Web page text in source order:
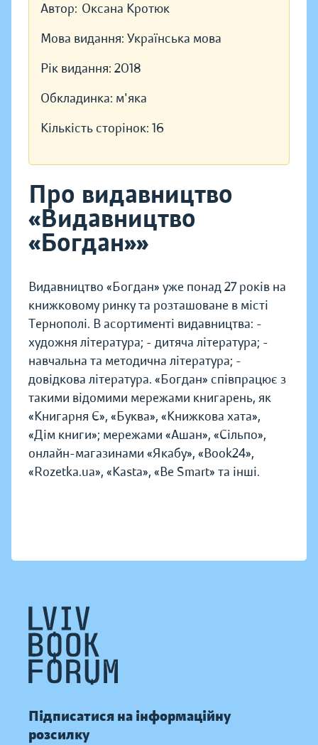
Автор: Оксана Кротюк
Мова видання: Українська мова
Рік видання: 2018
Обкладинка: м'яка
Кількість сторінок: 16
Про видавництво
«Видавництво
«Богдан»»
Видавництво «Богдан» уже понад 27 років на
книжковому ринку та розташоване в місті
Тернополі. В асортименті видавництва: -
художня література; - дитяча література; -
навчальна та методична література; -
довідкова література. «Богдан» співпрацює з
такими відомими мережами книгарень, як
«Книгарня Є», «Буква», «Книжкова хата»,
«Дім книги»; мережами «Ашан», «Сільпо»,
онлайн-магазинами «Якабу», «Book24»,
«Rozetka.ua», «Kasta», «Be Smart» та інші.
Підписатися на інформаційну
розсилку